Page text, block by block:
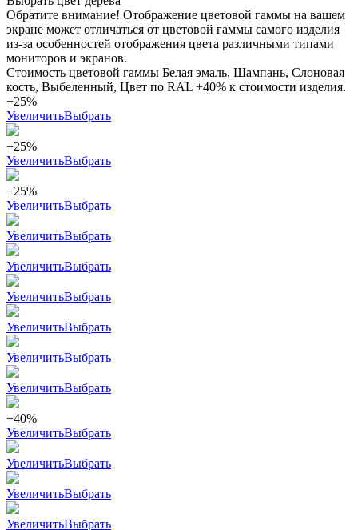
Обратите внимание! Отображение цветовой гаммы на вашем
экране может отличаться от цветовой гаммы самого изделия
из-за особенностей отображения цвета различными типами
мониторов и экранов.
Стоимость цветовой гаммы Белая эмаль, Шампань, Слоновая
кость, Выбеленный, Цвет по RAL +40% к стоимости изделия.
+25%
УвеличитьВыбрать
+25%
УвеличитьВыбрать
+25%
УвеличитьВыбрать
УвеличитьВыбрать
УвеличитьВыбрать
УвеличитьВыбрать
УвеличитьВыбрать
УвеличитьВыбрать
УвеличитьВыбрать
+40%
УвеличитьВыбрать
УвеличитьВыбрать
УвеличитьВыбрать
УвеличитьВыбрать